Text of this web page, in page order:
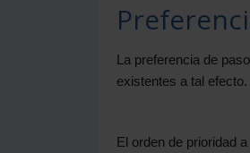
La preferencia de
existentes a tal efecto.
El orden de prioridad